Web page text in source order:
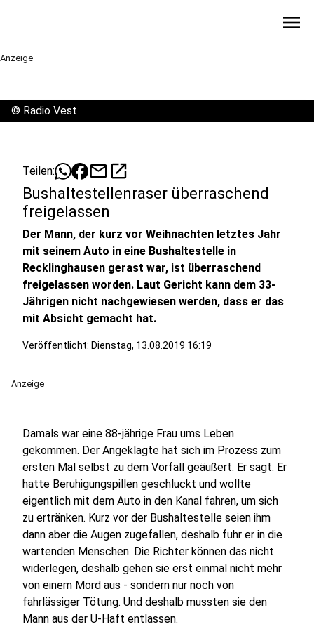
menu
Anzeige
© Radio Vest
Teilen: mailopen_in_new
Bushaltestellenraser überraschend
freigelassen
Der Mann, der kurz vor Weihnachten letztes Jahr
mit seinem Auto in eine Bushaltestelle in
Recklinghausen gerast war, ist überraschend
freigelassen worden. Laut Gericht kann dem 33-
Jährigen nicht nachgewiesen werden, dass er das
mit Absicht gemacht hat.
Veröffentlicht: Dienstag, 13.08.2019 16:19
Anzeige
Damals war eine 88-jährige Frau ums Leben
gekommen. Der Angeklagte hat sich im Prozess zum
ersten Mal selbst zu dem Vorfall geäußert. Er sagt: Er
hatte Beruhigungspillen geschluckt und wollte
eigentlich mit dem Auto in den Kanal fahren, um sich
zu ertränken. Kurz vor der Bushaltestelle seien ihm
dann aber die Augen zugefallen, deshalb fuhr er in die
wartenden Menschen. Die Richter können das nicht
widerlegen, deshalb gehen sie erst einmal nicht mehr
von einem Mord aus - sondern nur noch von
fahrlässiger Tötung. Und deshalb mussten sie den
Mann aus der U-Haft entlassen.